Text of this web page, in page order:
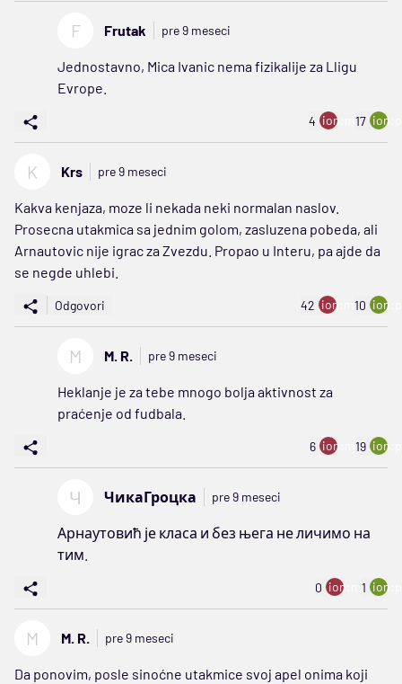
F Frutak pre 9 meseci
Jednostavno, Mica Ivanic nema fizikalije za Lligu
Evrope.
4 ion:minus
17
K Krs pre 9 meseci
Kakva kenjaza, moze li nekada neki normalan naslov.
Prosecna utakmica sa jednim golom, zasluzena pobeda, ali
Arnautovic nije igrac za Zvezdu. Propao u Interu, pa ajde da
se negde uhlebi.
Odgovori 42 ion:minus
10
M M. R. pre 9 meseci
Heklanje je za tebe mnogo bolja aktivnost za
praćenje od fudbala.
6 ion:minus
19
Ч ЧикаГроцка pre 9 meseci
Арнаутовић је класа и без њега не личимо на
тим.
0 ion:minus
1
M M. R. pre 9 meseci
Da ponovim, posle sinoćne utakmice svoj apel onima koji